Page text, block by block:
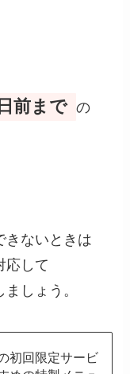
前まで の
きないときは
応して
しょう。
初回限定サービ